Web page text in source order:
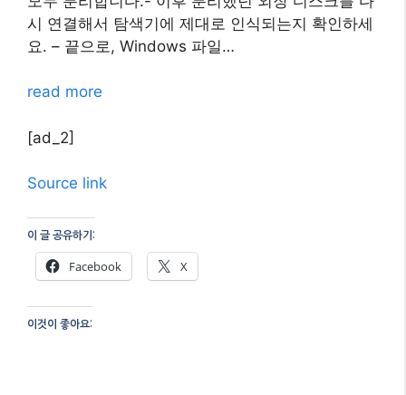
시 연결해서 탐색기에 제대로 인식되는지 확인하세
요. – 끝으로, Windows 파일…
read more
[ad_2]
Source link
이 글 공유하기:
Facebook X
이것이 좋아요: